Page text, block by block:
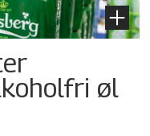
øl